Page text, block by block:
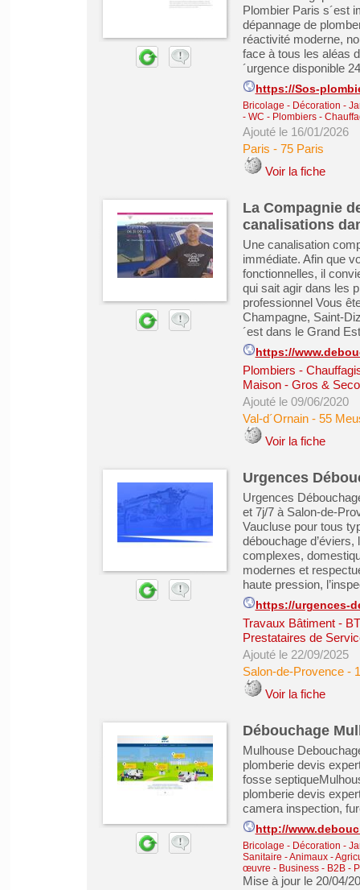
Plombier Paris s´est
dépannage de
réactivité moderne,
face à tous les aléas
´urgence disponible
https://Sos-
Bricolage - Décoration -
- WC - Plombiers -
Ajouté le 16/01/2026
Paris - 75 Paris
Voir la fiche
La Compagnie
canalisations
Une canalisation
immédiate. Afin que
fonctionnelles, il
qui sait agir dans les
professionnel Vous
Champagne, Saint-
´est dans le Grand
https://
Plombiers -
Maison - Gros &
Ajouté le 09/06/2020
Val-d´Ornain- 55
Voir la fiche
Urgences
Urgences
et 7j/7 à Salon-de-
Vaucluse pour tous
débouchage
complexes,
modernes et
haute pression,
https://urgences-
Travaux Bâtiment -
Prestataires de
Ajouté le 22/09/2025
Salon-de-Provence-
Voir la fiche
Débouchage
Mulhouse
plomberie devis
fosse
plomberie devis
camera inspection,
http://
Bricolage - Décoration -
Sanitaire -Animaux -
œuvre - Business - B2B -
Mise à jour le 20/04/